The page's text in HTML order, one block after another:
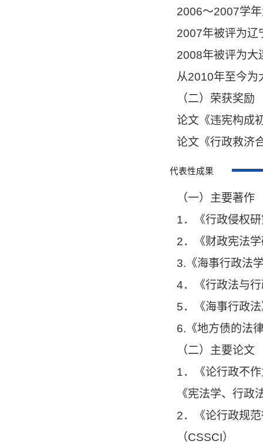
2006～2007学
2007年被评为辽
2008年被评为大
从2010年至今为
（二）荣获奖励
论文《违宪构成
论文《行政救济
代表性成果
（一）主要著作
1．《行政侵权
2．《财政宪法
3.《海事行政法
4．《行政法与
5．《海事行政
6.《地方债的法
（二）主要论文
1．《论行政不
《宪法学、行
2．《论行政规
（CSSCI）